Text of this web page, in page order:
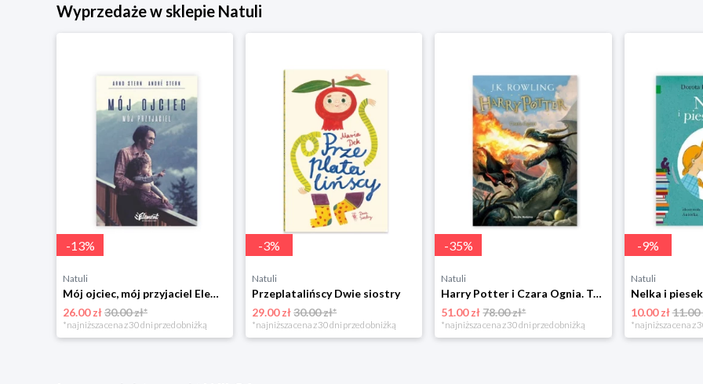
Wyprzedaże w sklepie Natuli
-13%
Natuli
Mój ojciec, mój przyjaciel Element
26.00 zł30.00 zł*
*najniższa cena z 30 dni przed obniżką
-3%
Natuli
Przeplatalińscy Dwie siostry
29.00 zł30.00 zł*
*najniższa cena z 30 dni przed obniżką
-35%
Natuli
Harry Potter i Czara Ognia. Tom 4 Media rodzina
51.00 zł78.00 zł*
*najniższa cena z 30 dni przed obniżką
-9%
Natuli
10.00 zł11.00
*najniższa cena z